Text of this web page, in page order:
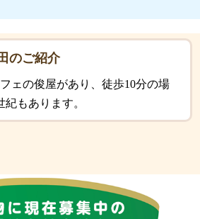
のご紹介
ェの俊屋があり、徒歩10分の場
もあります。